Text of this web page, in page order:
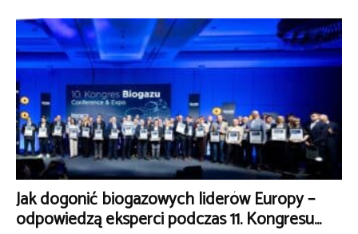
Jak dogonić biogazowych liderów Europy –
odpowiedzą eksperci podczas 11. Kongresu...